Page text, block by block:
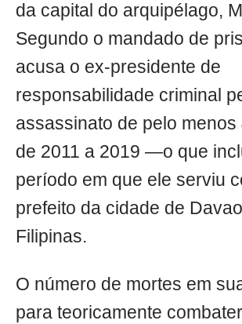
da capital do arquipélago,
Segundo o mandado de
acusa o ex-presidente de
responsabilidade criminal
assassinato de pelo
de 2011 a 2019 —o que
período em que ele serviu
prefeito da cidade de
Filipinas.
O número de mortes em
para teoricamente